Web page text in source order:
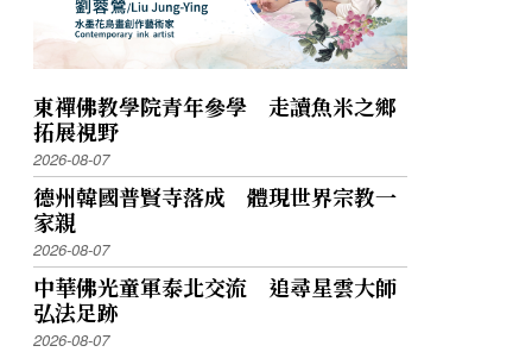
東禪佛教學院青年參學 走讀魚米之鄉
拓展視野
2026-08-07
德州韓國普賢寺落成 體現世界宗教一
家親
2026-08-07
中華佛光童軍泰北交流 追尋星雲大師
弘法足跡
2026-08-07